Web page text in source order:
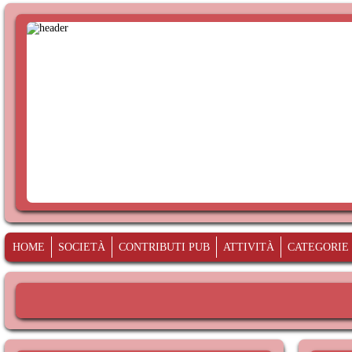
HOME SOCIETÀ CONTRIBUTI PUB ATTIVITÀ CATEGORIE